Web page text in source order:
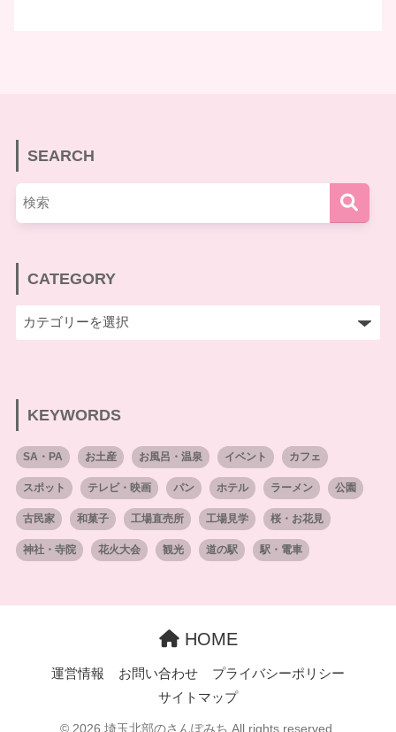
SEARCH
CATEGORY
KEYWORDS
SA・PA お土産 お風呂・温泉 イベント カフェ
スポット テレビ・映画 パン ホテル ラーメン 公園
古民家 和菓子 工場直売所 工場見学 桜・お花見
神社・寺院 花火大会 観光 道の駅 駅・電車
HOME
運営情報 お問い合わせ
プライバシーポリシー
サイトマップ
© 2026 埼玉北部のさんぽみち All rights reserved.